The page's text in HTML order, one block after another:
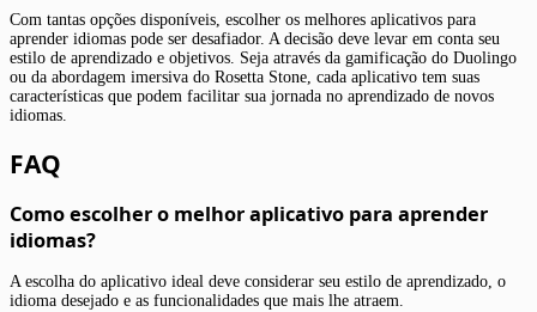
Com tantas opções disponíveis, escolher os melhores aplicativos para
aprender idiomas pode ser desafiador. A decisão deve levar em conta seu
estilo de aprendizado e objetivos. Seja através da gamificação do Duolingo
ou da abordagem imersiva do Rosetta Stone, cada aplicativo tem suas
características que podem facilitar sua jornada no aprendizado de novos
idiomas.
FAQ
Como escolher o melhor aplicativo para aprender
idiomas?
A escolha do aplicativo ideal deve considerar seu estilo de aprendizado, o
idioma desejado e as funcionalidades que mais lhe atraem.